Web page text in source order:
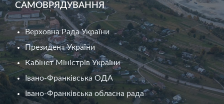
САМОВРЯДУВАННЯ
Верховна Рада України
Президент України
Кабінет Міністрів України
Івано-Франківська ОДА
Івано-Франківська обласна рада